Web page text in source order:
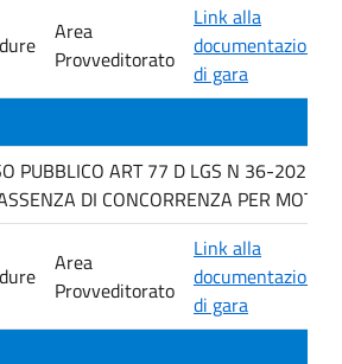
Area
Provveditorato
Link alla
documentazione
di gara
PUBBLICO ART 77 D LGS N 36-2023
DI CONCORRENZA PER MOTIVI
Area
Provveditorato
Link alla
documentazione
di gara